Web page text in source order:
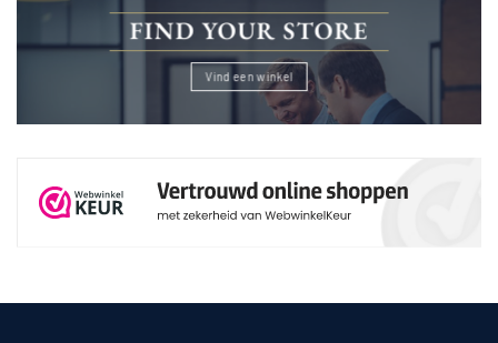
FIND YOUR STORE
Vind een winkel